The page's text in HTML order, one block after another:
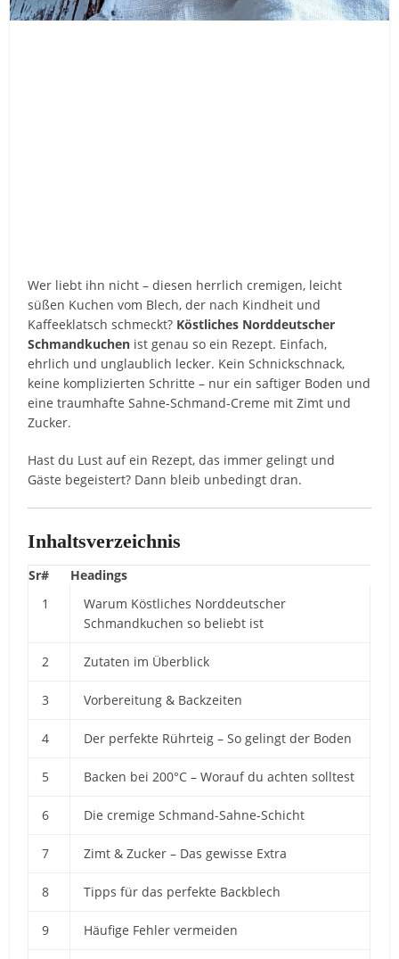
Wer liebt ihn nicht – diesen herrlich cremigen, leicht
süßen Kuchen vom Blech, der nach Kindheit und
Kaffeeklatsch schmeckt? Köstliches Norddeutscher
Schmandkuchen ist genau so ein Rezept. Einfach,
ehrlich und unglaublich lecker. Kein Schnickschnack,
keine komplizierten Schritte – nur ein saftiger Boden und
eine traumhafte Sahne-Schmand-Creme mit Zimt und
Zucker.
Hast du Lust auf ein Rezept, das immer gelingt und
Gäste begeistert? Dann bleib unbedingt dran.
Inhaltsverzeichnis
Sr#
Headings
1
Warum Köstliches Norddeutscher
Schmandkuchen so beliebt ist
2 Zutaten im Überblick
3 Vorbereitung & Backzeiten
4 Der perfekte Rührteig – So gelingt der Boden
5 Backen bei 200°C – Worauf du achten solltest
6 Die cremige Schmand-Sahne-Schicht
7 Zimt & Zucker – Das gewisse Extra
8 Tipps für das perfekte Backblech
9 Häufige Fehler vermeiden